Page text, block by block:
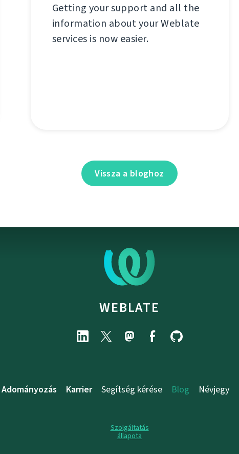
Getting your support and all the
information about your Weblate
services is now easier.
Vissza a bloghoz
WEBLATE
Adományozás Karrier Segítség kérése Blog Névjegy
Szolgáltatás
állapota